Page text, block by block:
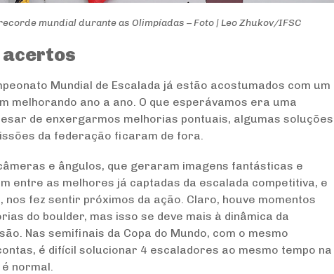
mundial durante as Olimpíadas – Foto | Leo Zhukov/IFSC
acertos
Mundial de Escalada já estão acostumados com um
melhorando ano a ano. O que esperávamos era uma
de enxergarmos melhorias pontuais, algumas soluções
da federação ficaram de fora.
e ângulos, que geraram imagens fantásticas e
entre as melhores já captadas da escalada competitiva, e
fez sentir próximos da ação. Claro, houve momentos
do boulder, mas isso se deve mais à dinâmica da
Nas semifinais da Copa do Mundo, com o mesmo
é difícil solucionar 4 escaladores ao mesmo tempo na
normal.